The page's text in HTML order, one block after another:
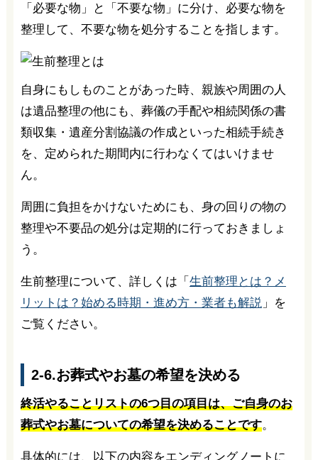
「必要な物」と「不要な物」に分け、必要な物を
整理して、不要な物を処分することを指します。
自身にもしものことがあった時、親族や周囲の人
は遺品整理の他にも、葬儀の手配や相続関係の書
類収集・遺産分割協議の作成といった相続手続き
を、定められた期間内に行わなくてはいけませ
ん。
周囲に負担をかけないためにも、身の回りの物の
整理や不要品の処分は定期的に行っておきましょ
う。
生前整理について、詳しくは「 生前整理とは？メ
リットは？始める時期・進め方・業者も解説 」を
ご覧ください。
2-6.お葬式やお墓の希望を決める
終活やることリストの6つ目の項目は、ご自身のお
葬式やお墓についての希望を決めることです。
具体的には、以下の内容をエンディングノートに